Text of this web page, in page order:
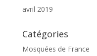
avril 2019
Catégories
Mosquées de France